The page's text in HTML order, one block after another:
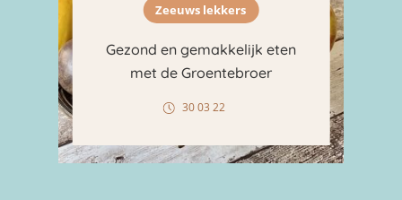
Zeeuws lekkers
Gezond en gemakkelijk eten
met de Groentebroer
30 03 22